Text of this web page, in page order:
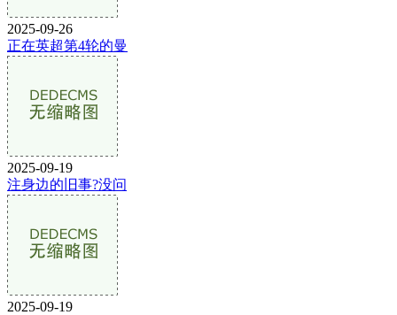
2025-09-26
正在英超第4轮的曼
2025-09-19
注身边的旧事?没问
2025-09-19